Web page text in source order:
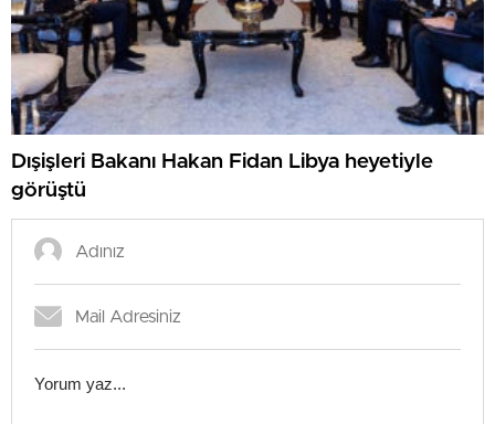
Dışişleri Bakanı Hakan Fidan Libya heyetiyle
görüştü